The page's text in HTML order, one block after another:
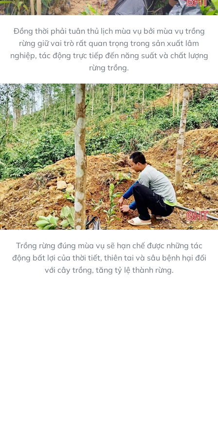
Đồng thời phải tuân thủ lịch mùa vụ bởi mùa vụ trồng
rừng giữ vai trò rất quan trọng trong sản xuất lâm
nghiệp, tác động trực tiếp đến năng suất và chất lượng
rừng trồng.
Trồng rừng đúng mùa vụ sẽ hạn chế được những tác
động bất lợi của thời tiết, thiên tai và sâu bệnh hại đối
với cây trồng, tăng tỷ lệ thành rừng.